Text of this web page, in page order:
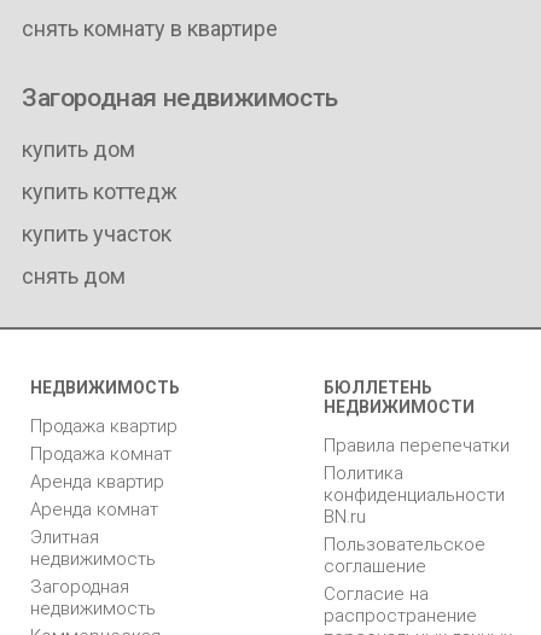
снять комнату в квартире
Загородная недвижимость
купить дом
купить коттедж
купить участок
снять дом
НЕДВИЖИМОСТЬ
Продажа квартир
Продажа комнат
Аренда квартир
Аренда комнат
Элитная
недвижимость
Загородная
недвижимость
БЮЛЛЕТЕНЬ
НЕДВИЖИМОСТИ
Правила перепечатки
Политика
конфиденциальности
BN.ru
Пользовательское
соглашение
Согласие на
распространение